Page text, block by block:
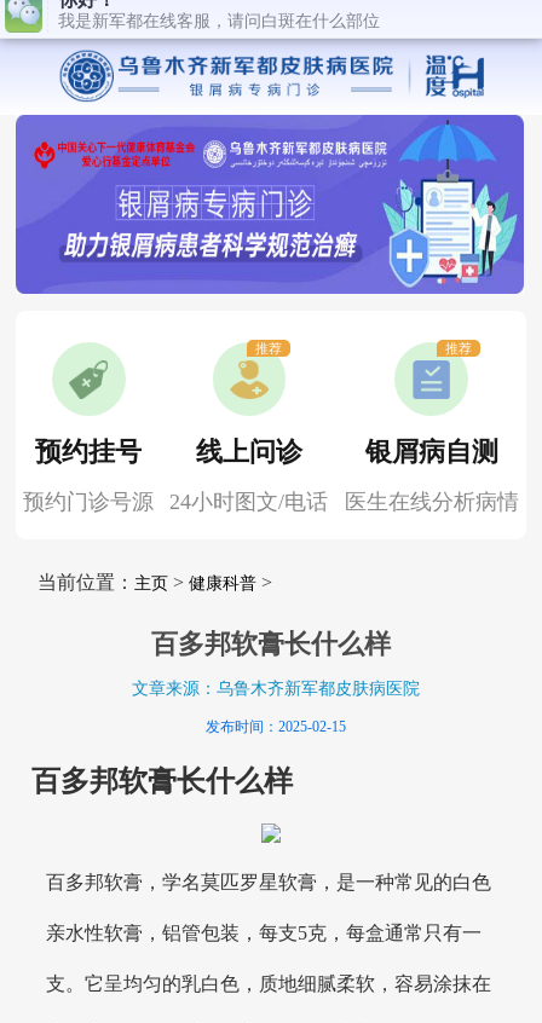
预约挂号
预约门诊号源
线上问诊
24小时图文/电话
推荐
银屑病自测
医生在线分析病情
推荐
当前位置： 主页> 健康科普>
百多邦软膏长什么样
文章来源：乌鲁木齐新军都皮肤病医院
发布时间：2025-02-15
百多邦软膏长什么样
百多邦软膏，学名莫匹罗星软膏，是一种常见的白色
亲水性软膏，铝管包装，每支5克，每盒通常只有一
支。它呈均匀的乳白色，质地细腻柔软，容易涂抹在